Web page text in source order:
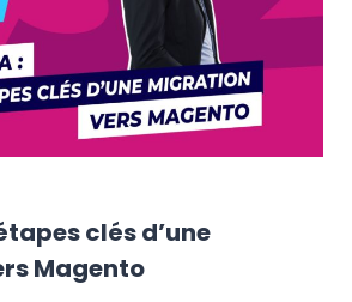
clés d’une
Magento